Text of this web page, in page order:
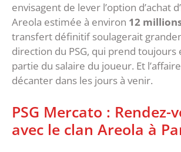
envisagent de lever l’option d’achat
Areola estimée à environ 12
transfert définitif soulagerait
direction du PSG, qui prend toujours
partie du salaire du joueur. Et
décanter dans les jours à venir.
PSG Mercato : Rendez-
avec le clan Areola à